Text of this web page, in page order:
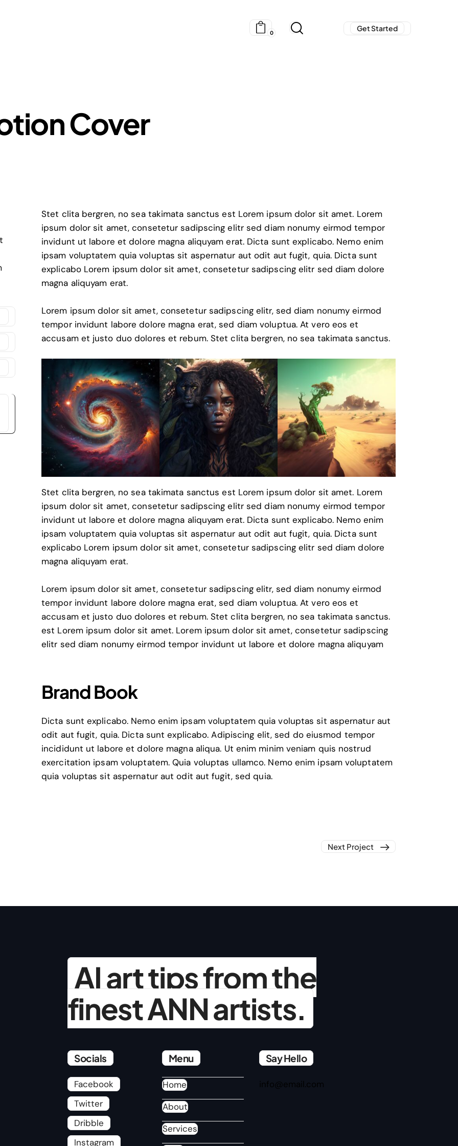
0 Get Started
Cover
Stet clita bergren, no sea takimata sanctus est Lorem ipsum dolor sit amet. Lorem
ipsum dolor sit amet, consetetur sadipscing elitr sed diam nonumy eirmod tempor
invidunt ut labore et dolore magna aliquyam erat. Dicta sunt explicabo. Nemo enim
ipsam voluptatem quia voluptas sit aspernatur aut odit aut fugit, quia. Dicta sunt
explicabo Lorem ipsum dolor sit amet, consetetur sadipscing elitr sed diam dolore
magna aliquyam erat.
Lorem ipsum dolor sit amet, consetetur sadipscing elitr, sed diam nonumy eirmod
tempor invidunt labore dolore magna erat, sed diam voluptua. At vero eos et
accusam et justo duo dolores et rebum. Stet clita bergren, no sea takimata sanctus.
Stet clita bergren, no sea takimata sanctus est Lorem ipsum dolor sit amet. Lorem
ipsum dolor sit amet, consetetur sadipscing elitr sed diam nonumy eirmod tempor
invidunt ut labore et dolore magna aliquyam erat. Dicta sunt explicabo. Nemo enim
ipsam voluptatem quia voluptas sit aspernatur aut odit aut fugit, quia. Dicta sunt
explicabo Lorem ipsum dolor sit amet, consetetur sadipscing elitr sed diam dolore
magna aliquyam erat.
Lorem ipsum dolor sit amet, consetetur sadipscing elitr, sed diam nonumy eirmod
tempor invidunt labore dolore magna erat, sed diam voluptua. At vero eos et
accusam et justo duo dolores et rebum. Stet clita bergren, no sea takimata sanctus.
est Lorem ipsum dolor sit amet. Lorem ipsum dolor sit amet, consetetur sadipscing
elitr sed diam nonumy eirmod tempor invidunt ut labore et dolore magna aliquyam
Brand Book
Dicta sunt explicabo. Nemo enim ipsam voluptatem quia voluptas sit aspernatur aut
odit aut fugit, quia. Dicta sunt explicabo. Adipiscing elit, sed do eiusmod tempor
incididunt ut labore et dolore magna aliqua. Ut enim minim veniam quis nostrud
exercitation ipsam voluptatem. Quia voluptas ullamco. Nemo enim ipsam voluptatem
quia voluptas sit aspernatur aut odit aut fugit, sed quia.
Next Project
AI art tips from the
finest ANN artists.
Socials
Facebook
Twitter
Dribble
Instagram
Menu
Home
About
Services
Say Hello
info@email.com